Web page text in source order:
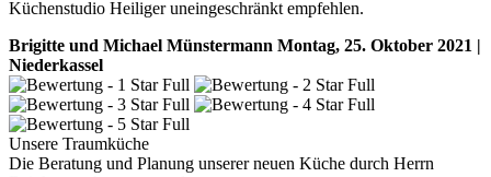
Küchenstudio Heiliger uneingeschränkt empfehlen.
Brigitte und Michael Münstermann Montag, 25. Oktober 2021 |
Niederkassel
Unsere Traumküche
Die Beratung und Planung unserer neuen Küche durch Herrn